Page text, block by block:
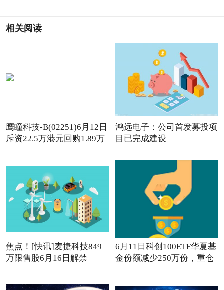
相关阅读
鹰瞳科技-B(02251)6月12日
斥资22.5万港元回购1.89万
鸿远电子：公司首发募投项
目已完成建设
焦点！[快讯]麦捷科技849
万限售股6月16日解禁
6月11日科创100ETF华夏基
金份额减少250万份，重仓